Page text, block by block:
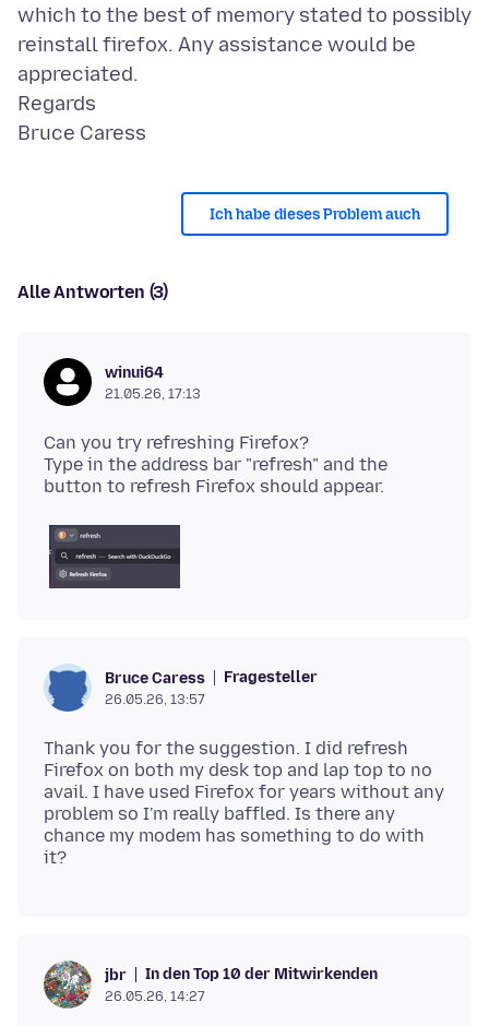
which to the best of memory stated to possibly
reinstall firefox. Any assistance would be
appreciated.
Regards
Ich habe dieses Problem auch
Alle Antworten (3)
winui64
21.05.26, 17:13
Can you try refreshing Firefox?
Type in the address bar "refresh" and the
Bruce Caress Fragesteller
26.05.26, 13:57
Thank you for the suggestion. I did refresh
Firefox on both my desk top and lap top to no
avail. I have used Firefox for years without any
problem so I'm really baffled. Is there any
chance my modem has something to do with
jbr In den Top 10 der Mitwirkenden
26.05.26, 14:27